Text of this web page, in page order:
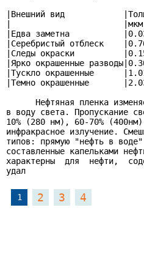
|Внешний вид
|
|Едва заметна
|Серебристый
|Следы окраски
|Ярко окрашенные
|Тускло окрашенные
|Темно окрашенные
Нефтяная пленка
в воду света. Пропускание
10% (280 нм), 60-70%
инфракрасное излучение.
типов: прямую "нефть в
составленные капельками
характерны  для  нефти,
удал
1 2 3 4